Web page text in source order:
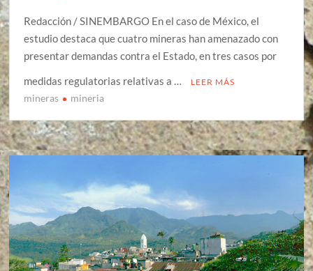
Redacción / SINEMBARGO En el caso de México, el
estudio destaca que cuatro mineras han amenazado con
presentar demandas contra el Estado, en tres casos por
medidas regulatorias relativas a …
LEER MÁS
mineras mineria